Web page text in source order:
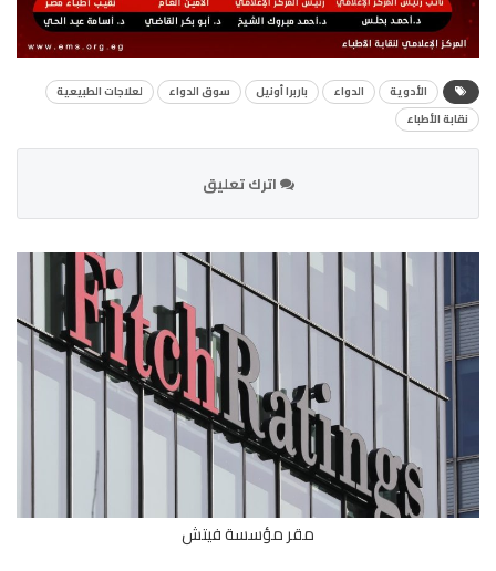
الأدوية الدواء باربرا أونيل سوق الدواء
لعلاجات الطبيعية
نقابة الأطباء
اترك تعليق
مقر مؤسسة فيتش